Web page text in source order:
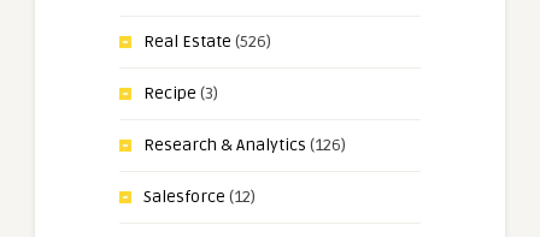
Real Estate (526)
Recipe (3)
Research & Analytics (126)
Salesforce (12)